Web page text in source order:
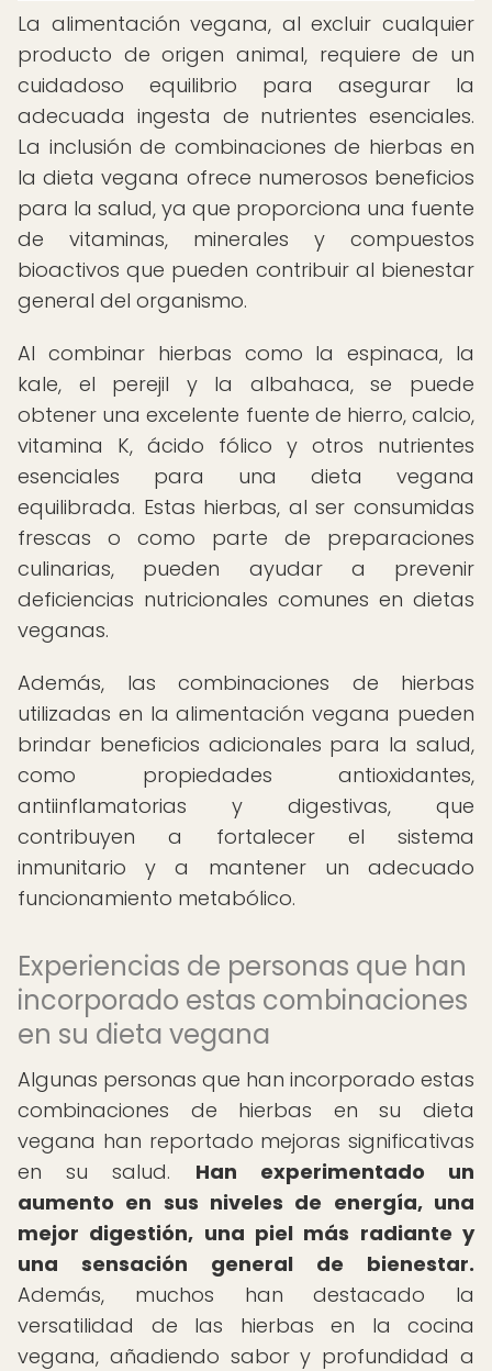
La alimentación vegana, al excluir cualquier
producto de origen animal, requiere de un
cuidadoso equilibrio para asegurar la
adecuada ingesta de nutrientes esenciales.
La inclusión de combinaciones de hierbas en
la dieta vegana ofrece numerosos beneficios
para la salud, ya que proporciona una fuente
de vitaminas, minerales y compuestos
bioactivos que pueden contribuir al bienestar
general del organismo.
Al combinar hierbas como la espinaca, la
kale, el perejil y la albahaca, se puede
obtener una excelente fuente de hierro, calcio,
vitamina K, ácido fólico y otros nutrientes
esenciales para una dieta vegana
equilibrada. Estas hierbas, al ser consumidas
frescas o como parte de preparaciones
culinarias, pueden ayudar a prevenir
deficiencias nutricionales comunes en dietas
veganas.
Además, las combinaciones de hierbas
utilizadas en la alimentación vegana pueden
brindar beneficios adicionales para la salud,
como propiedades antioxidantes,
antiinflamatorias y digestivas, que
contribuyen a fortalecer el sistema
inmunitario y a mantener un adecuado
funcionamiento metabólico.
Experiencias de personas que han
incorporado estas combinaciones
en su dieta vegana
Algunas personas que han incorporado estas
combinaciones de hierbas en su dieta
vegana han reportado mejoras significativas
en su salud. Han experimentado un
aumento en sus niveles de energía, una
mejor digestión, una piel más radiante y
una sensación general de bienestar.
Además, muchos han destacado la
versatilidad de las hierbas en la cocina
vegana, añadiendo sabor y profundidad a